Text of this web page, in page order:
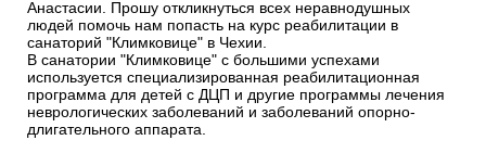
Анастасии. Прошу откликнуться всех неравнодушных
людей помочь нам попасть на курс реабилитации в
санаторий "Климковице" в Чехии.
В санатории "Климковице" с большими успехами
используется специализированная реабилитационная
программа для детей с ДЦП и другие программы лечения
неврологических заболеваний и заболеваний опорно-
длигательного аппарата.